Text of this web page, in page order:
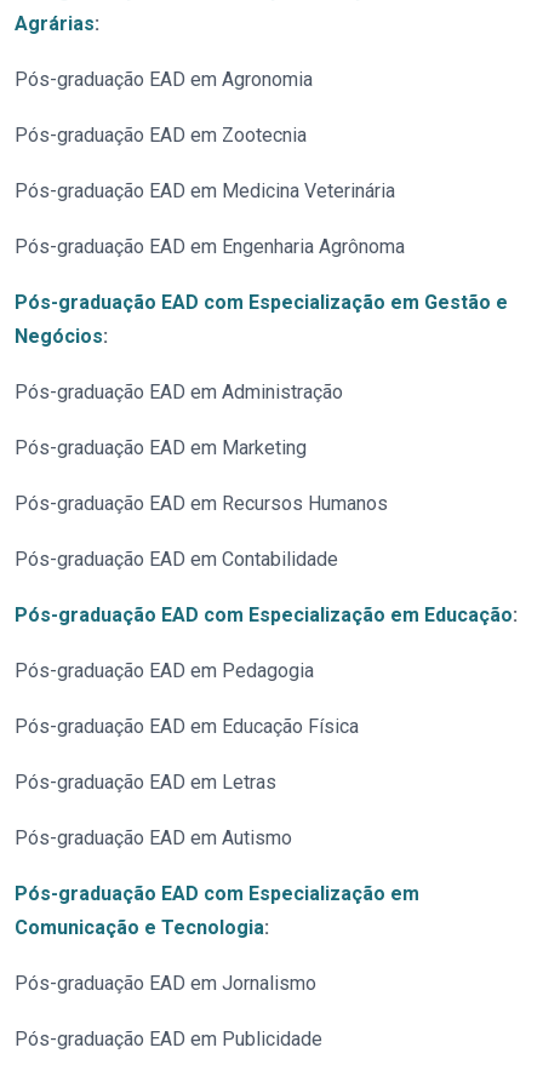
Agrárias:
Pós-graduação EAD em Agronomia
Pós-graduação EAD em Zootecnia
Pós-graduação EAD em Medicina Veterinária
Pós-graduação EAD em Engenharia Agrônoma
Pós-graduação EAD com Especialização em Gestão e
Negócios:
Pós-graduação EAD em Administração
Pós-graduação EAD em Marketing
Pós-graduação EAD em Recursos Humanos
Pós-graduação EAD em Contabilidade
Pós-graduação EAD com Especialização em Educação:
Pós-graduação EAD em Pedagogia
Pós-graduação EAD em Educação Física
Pós-graduação EAD em Letras
Pós-graduação EAD em Autismo
Pós-graduação EAD com Especialização em
Comunicação e Tecnologia:
Pós-graduação EAD em Jornalismo
Pós-graduação EAD em Publicidade